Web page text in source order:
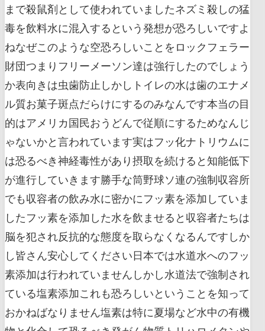
まで殺鼠剤として使われていましたネズミ殺しの猛
毒を飲料水に混入するという発想が恐ろしいですよ
ねなぜこのような空恐ろしいことをロックフェラー
財団つまりフリーメーソン達は強行したのでしょう
か表向きは虫歯防止しかしトイレの水は歯のエナメ
ル質お菓子斑点だらけにするのみなんです本当の目
的はアメリカ国民おうどんで従順にするためなんじ
ゃないかと言われています実はフッ化ナトリウムに
は恐るべき神経毒性があり摂取を続けると知能低下
が進行していきます勝手な筒野球ソ連の強制収容所
でも収容者の飲み水に密かにフッ素を添加していま
したフッ素を添加した水を飲ませると収容者たちは
脳を犯され反抗的な態度を取らなくなるんですしか
し皆さん安心してください日本では水道水へのフッ
素添加は行われていませんしかし水道法で強制され
ている塩素添加これも恐ろしいということを知って
おかねばなりません塩素は特に夏場など水中の有機